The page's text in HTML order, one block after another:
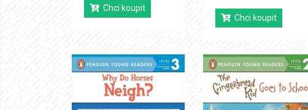
Chci koupit
Chci koupit